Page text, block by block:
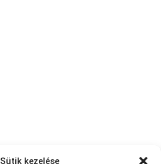
Sütik kezelése